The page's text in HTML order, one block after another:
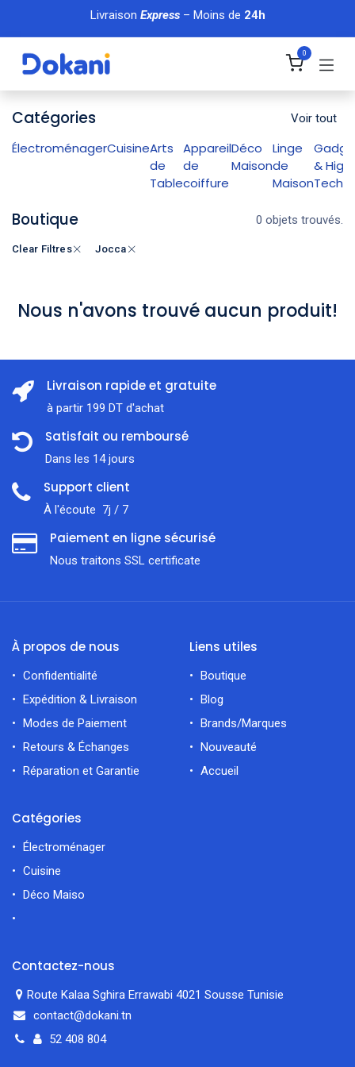
Se rendre au contenu
Livraison Express– Moins de 24h
0
Catégories Voir tout
ÉlectroménagerCuisineArts
de
Table
Appareil
de
coiffure
Déco
Maison
Linge
de
Maison
& High
Tech
Boutique 0 objets trouvés.
Clear Filtres Jocca
Nous n'avons trouvé aucun produit!
Livraison rapide et gratuite
à partir 199 DT d'achat
Satisfait ou remboursé
Dans les 14 jours
Support client
À l'écoute 7j / 7
Paiement en ligne sécurisé
Nous traitons SSL сertificate
À propos de nous
Confidentialité
Expédition & Livraison
Modes de Paiement
Retours & Échanges
Réparation et Garantie
Liens utiles
Boutique
Blog
Brands/Marques
Nouveauté
Accueil
Catégories
Électroménager
Cuisine
Déco Maiso
Contactez-nous
Route Kalaa Sghira Errawabi 4021 Sousse Tunisie
contact@dokani.tn
52 408 804